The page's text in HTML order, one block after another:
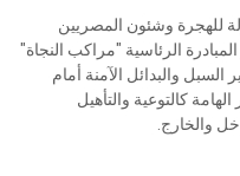
للهجرة وشئون المصريين
الرئاسية "مراكب النجاة"
السبل والبدائل الآمنة أمام
كالتوعية والتأهيل
والخارج.